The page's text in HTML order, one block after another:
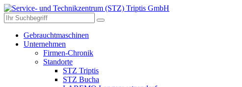
Gebrauchtmaschinen
Unternehmen
Firmen-Chronik
Standorte
STZ Triptis
STZ Bucha